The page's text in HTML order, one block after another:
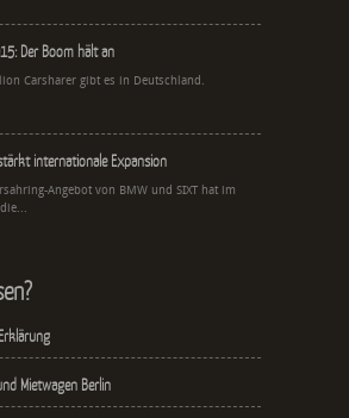
Der Boom hält an
Carsharer gibt es in Deutschland.
internationale Expansion
Angebot von BMW und SIXT hat im
Mietwagen Berlin